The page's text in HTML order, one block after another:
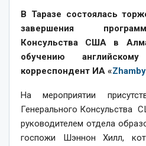
В Таразе состоялась
завершения
Консульства США в
обучению
корреспондент ИА «
На мероприятии
Генерального Консульства
руководителем отдела
госпожи Шэннон Хилл,